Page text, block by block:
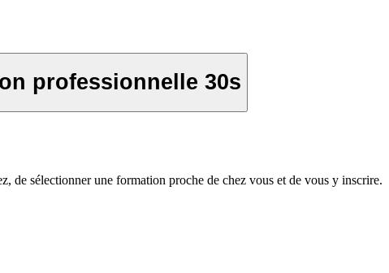
professionnelle 30s
de sélectionner une formation proche de chez vous et de vous y inscrire.